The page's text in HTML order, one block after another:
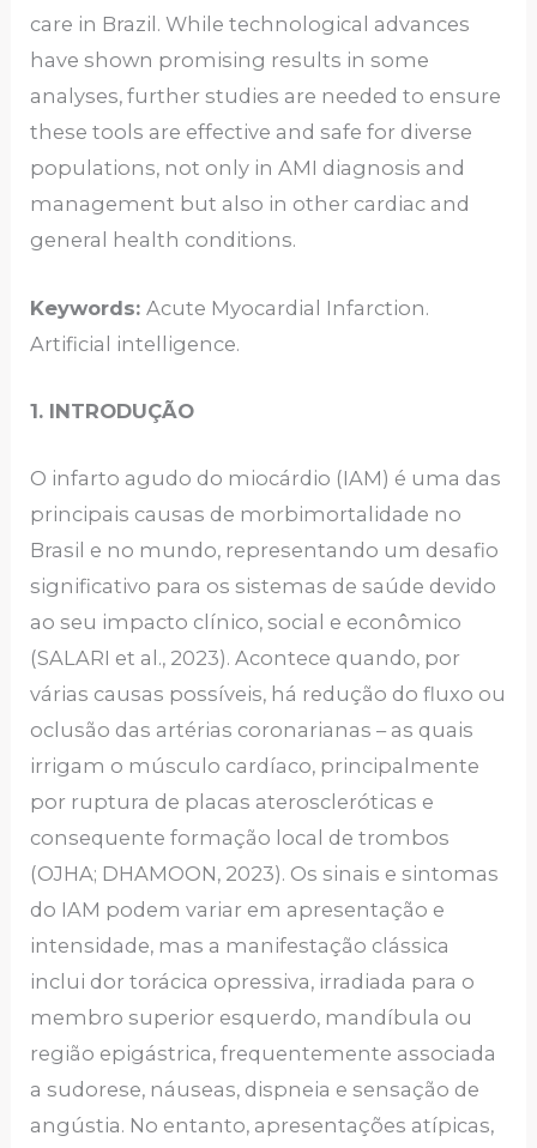
care in Brazil. While technological advances
have shown promising results in some
analyses, further studies are needed to ensure
these tools are effective and safe for diverse
populations, not only in AMI diagnosis and
management but also in other cardiac and
general health conditions.
Keywords:Acute Myocardial Infarction.
Artificial intelligence.
1. INTRODUÇÃO
O infarto agudo do miocárdio (IAM) é uma das
principais causas de morbimortalidade no
Brasil e no mundo, representando um desafio
significativo para os sistemas de saúde devido
ao seu impacto clínico, social e econômico
(SALARI et al., 2023). Acontece quando, por
várias causas possíveis, há redução do fluxo ou
oclusão das artérias coronarianas – as quais
irrigam o músculo cardíaco, principalmente
por ruptura de placas ateroscleróticas e
consequente formação local de trombos
(OJHA; DHAMOON, 2023). Os sinais e sintomas
do IAM podem variar em apresentação e
intensidade, mas a manifestação clássica
inclui dor torácica opressiva, irradiada para o
membro superior esquerdo, mandíbula ou
região epigástrica, frequentemente associada
a sudorese, náuseas, dispneia e sensação de
angústia. No entanto, apresentações atípicas,